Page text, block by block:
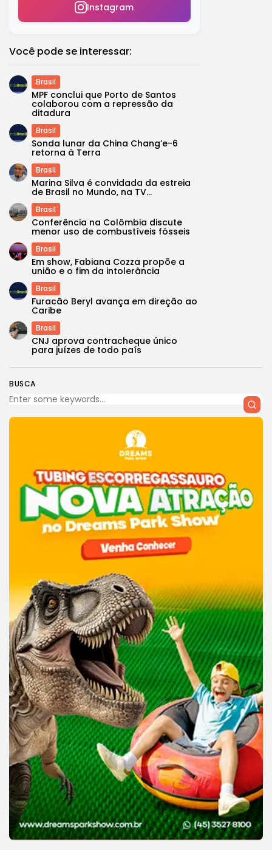
BUSCA
Instagram
Você pode se interessar:
Brasil
MPF conclui que Porto de Santos
colaborou com a repressão da
ditadura
Brasil
Sonda lunar da China Chang’e-6
retorna à Terra
Brasil
Marina Silva é convidada da estreia
de Brasil no Mundo, na TV...
Brasil
Conferência na Colômbia discute
menor uso de combustíveis fósseis
Brasil
Em show, Fabiana Cozza propõe a
união e o fim da intolerância
Brasil
Furacão Beryl avança em direção ao
Caribe
Brasil
CNJ aprova contracheque único
para juízes de todo país